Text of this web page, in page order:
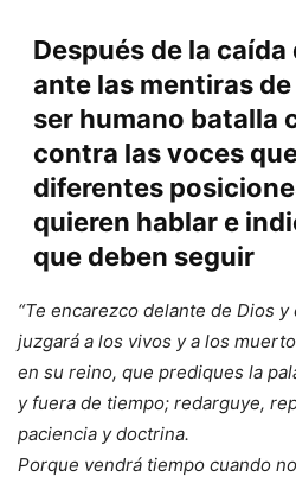
Después de la caída
ante las mentiras
ser humano batalla
contra las voces
diferentes
quieren hablar e
que deben seguir
“Te encarezco delante de Dios
juzgará a los vivos y a los
en su reino, que prediques la
y fuera de tiempo; redarguye,
paciencia y doctrina.
Porque vendrá tiempo cuando